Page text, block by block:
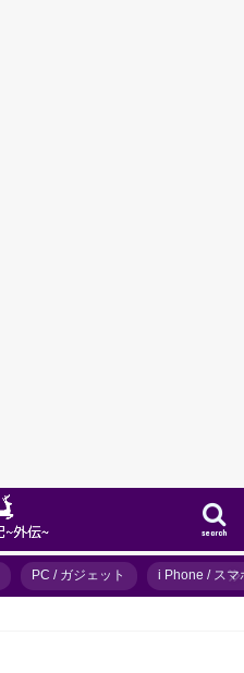
search
PC / ガジェット i Phone / スマ